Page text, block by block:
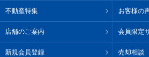
不動産特集 お客様の
店舗のご案内 会員限定
新規会員登録 売却相談